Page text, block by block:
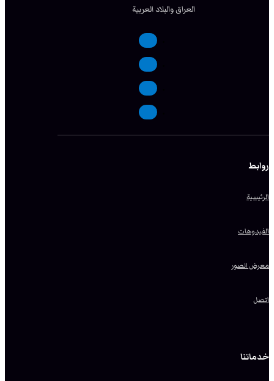
العراق والبلاد العربية
روابط
الرئيسية
الفيدوهات
معرض الصور
اتصل
خدماتنا